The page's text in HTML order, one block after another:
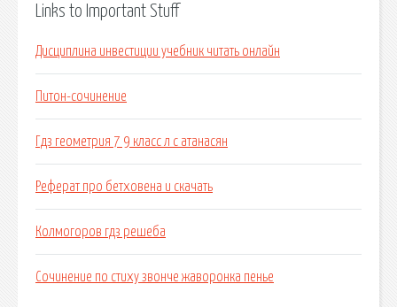
Links to Important Stuff
Дисциплина инвестиции учебник читать онлайн
Питон-сочинение
Гдз геометрия 7 9 класс л с атанасян
Реферат про бетховена и скачать
Колмогоров гдз решеба
Сочинение по стиху звонче жаворонка пенье